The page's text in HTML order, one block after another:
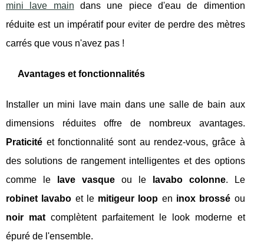
mini lave main dans une piece d'eau de dimention
réduite est un impératif pour eviter de perdre des mètres
carrés que vous n'avez pas !
Avantages et fonctionnalités
Installer un mini lave main dans une salle de bain aux
dimensions réduites offre de nombreux avantages.
Praticité et fonctionnalité sont au rendez-vous, grâce à
des solutions de rangement intelligentes et des options
comme le
lave vasqueou le lavabo colonne. Le
robinet lavabo et le mitigeur loop en inox brossé ou
noir matcomplètent parfaitement le look moderne et
épuré de l'ensemble.